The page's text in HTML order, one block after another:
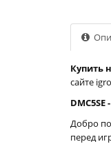
Купить
сайте
Добро
перед